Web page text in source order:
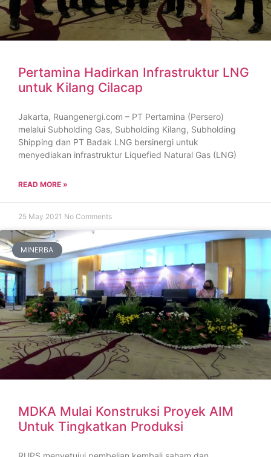
Pertamina Hadirkan Infrastruktur LNG
untuk Kilang Cilacap
Jakarta, Ruangenergi.com – PT Pertamina (Persero)
melalui Subholding Gas, Subholding Kilang, Subholding
Shipping dan PT Badak LNG bersinergi untuk
menyediakan infrastruktur Liquefied Natural Gas (LNG)
READ MORE »
25 May 2021 No Comments
MINERBA
MDKA Mulai Konstruksi Proyek AIM
Untuk Tingkatkan Produksi